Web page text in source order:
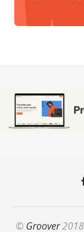
© Groover